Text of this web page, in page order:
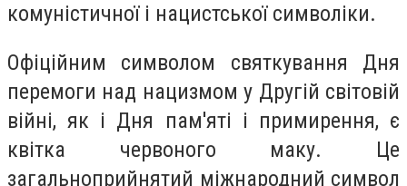
комуністичної і нацистської символіки.
Офіційним символом святкування Дня
перемоги над нацизмом у Другій світовій
війні, як і Дня пам'яті і примирення, є
квітка червоного маку. Це
загальноприйнятий міжнародний символ